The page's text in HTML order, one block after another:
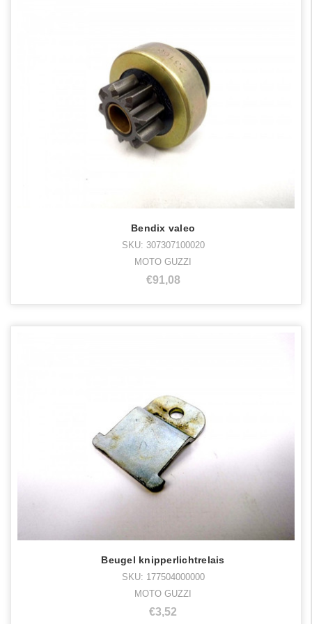
Bendix valeo
SKU: 307307100020
MOTO GUZZI
€91,08
Beugel knipperlichtrelais
SKU: 177504000000
MOTO GUZZI
€3,52